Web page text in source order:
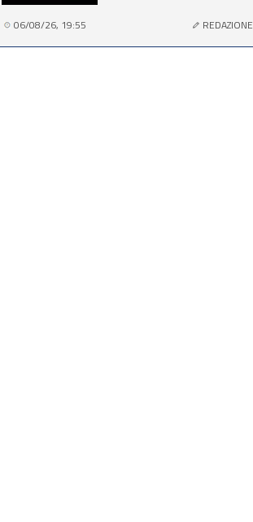
06/08/26, 19:55 REDAZIONE